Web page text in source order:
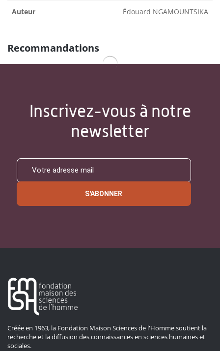
Auteur Édouard NGAMOUNTSIKA
Recommandations
Inscrivez-vous à notre
newsletter
S'ABONNER
Créée en 1963, la Fondation Maison Sciences de l'Homme soutient la
recherche et la diffusion des connaissances en sciences humaines et
sociales.